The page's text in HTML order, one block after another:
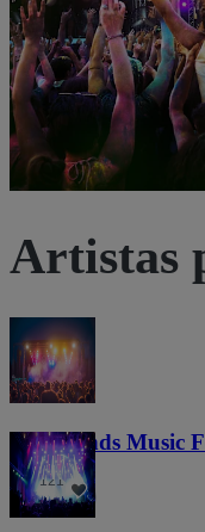
Artistas
Lost Lands Music
121